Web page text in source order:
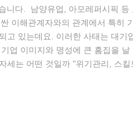
니다. 남양유업, 아모레퍼시픽
이해관계자와의 관계에서 특히
고 있는데요. 이러한 사태는 대기
업 이미지와 명성에 큰 흠집을
세는 어떤 것일까 "위기관리, 스